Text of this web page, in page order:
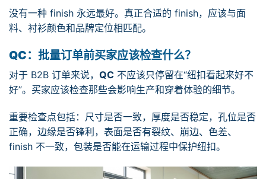
没有一种 finish 永远最好。真正合适的 finish，应该与面
料、衬衫颜色和品牌定位相匹配。
QC：批量订单前买家应该检查什么？
对于 B2B 订单来说， QC 不应该只停留在“纽扣看起来好不
好”。买家应该检查那些会影响生产和穿着体验的细节。
重要检查点包括：尺寸是否一致，厚度是否稳定，孔位是否
正确，边缘是否锋利，表面是否有裂纹、崩边、色差、
finish 不一致，包装是否能在运输过程中保护纽扣。